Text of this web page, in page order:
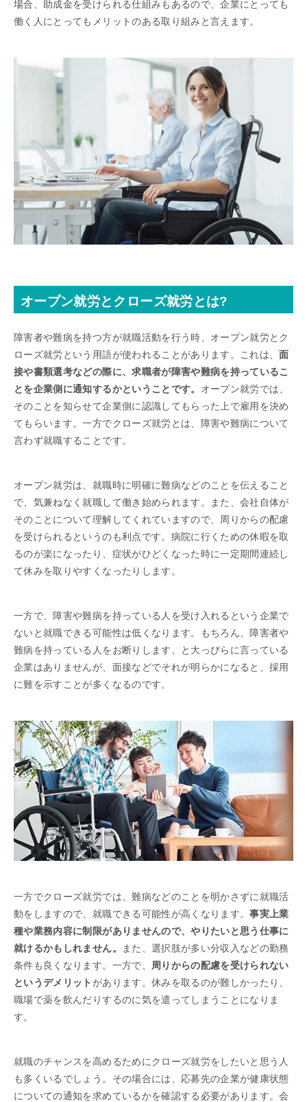
場合、助成金を受けられる仕組みもあるので、企業にとっても
働く人にとってもメリットのある取り組みと言えます。
オープン就労とクローズ就労とは?
障害者や難病を持つ方が就職活動を行う時、オープン就労とク
ローズ就労という用語が使われることがあります。これは、面
接や書類選考などの際に、求職者が障害や難病を持っているこ
とを企業側に通知するかということです。 オープン就労では、
そのことを知らせて企業側に認識してもらった上で雇用を決め
てもらいます。一方でクローズ就労とは、障害や難病について
言わず就職することです。
オープン就労は、就職時に明確に難病などのことを伝えること
で、気兼ねなく就職して働き始められます。また、会社自体が
そのことについて理解してくれていますので、周りからの配慮
を受けられるというのも利点です。病院に行くための休暇を取
るのが楽になったり、症状がひどくなった時に一定期間連続し
て休みを取りやすくなったりします。
一方で、障害や難病を持っている人を受け入れるという企業で
ないと就職できる可能性は低くなります。もちろん、障害者や
難病を持っている人をお断りします、と大っぴらに言っている
企業はありませんが、面接などでそれが明らかになると、採用
に難を示すことが多くなるのです。
一方でクローズ就労では、難病などのことを明かさずに就職活
動をしますので、就職できる可能性が高くなります。事実上業
種や業務内容に制限がありませんので、やりたいと思う仕事に
就けるかもしれません。
また、選択肢が多い分収入などの勤務
条件も良くなります。一方で、
周りからの配慮を受けられない
というデメリット があります。休みを取るのが難しかったり、
職場で薬を飲んだりするのに気を遣ってしまうことになりま
す。
就職のチャンスを高めるためにクローズ就労をしたいと思う人
も多くいるでしょう。その場合には、応募先の企業が健康状態
についての通知を求めているかを確認する必要があります。会